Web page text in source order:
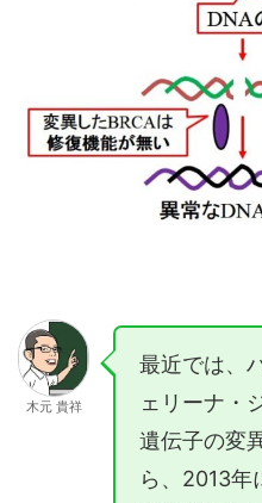
木元 貴祥
最近では、
ェリーナ・
遺伝子の変
ら、2013年